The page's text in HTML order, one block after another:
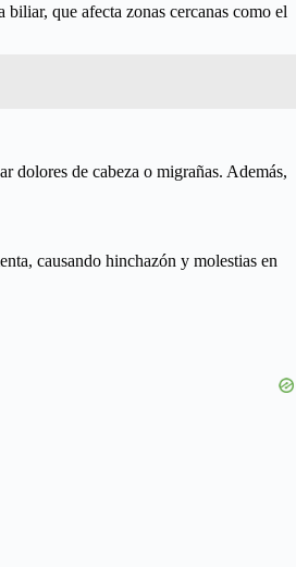
que afecta zonas cercanas como el
dolores de cabeza o migrañas. Además,
causando hinchazón y molestias en